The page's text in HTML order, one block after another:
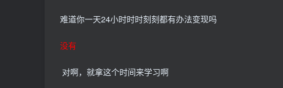
难道你一天24小时时时刻刻都有办法变现吗
没有
对啊，就拿这个时间来学习啊